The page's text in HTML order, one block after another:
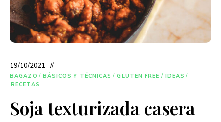
19/10/2021
BAGAZO / BÁSICOS Y TÉCNICAS / GLUTEN FREE / IDEAS /
RECETAS
Soja texturizada casera